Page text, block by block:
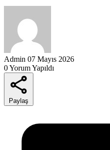
Admin 07 Mayıs 2026
0 Yorum Yapıldı
Paylaş